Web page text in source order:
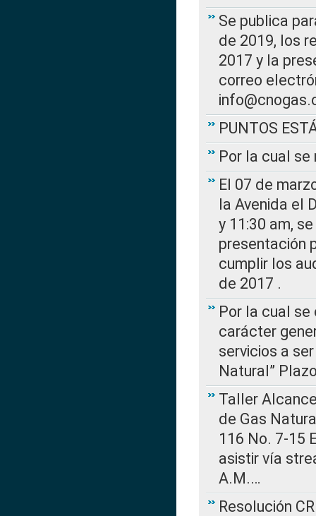
Se publica
de 2019, los
2017 y la
correo
PUNTOS
Por la cual se
El 07 de
la Avenida el
y 11:30 am,
presentación
cumplir los
de 2017 .
Por la cual
carácter
servicios a
Natural”
Taller
de Gas
116 No. 7-15
asistir vía
A.M.…
Resolución